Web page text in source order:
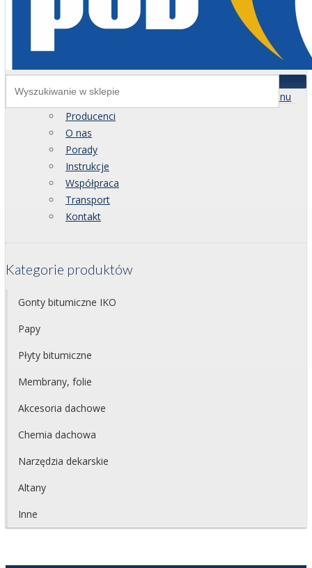
Menu
Producenci
O nas
Porady
Instrukcje
Współpraca
Transport
Kontakt
Kategorie produktów
Gonty bitumiczne IKO
Papy
Płyty bitumiczne
Membrany, folie
Akcesoria dachowe
Chemia dachowa
Narzędzia dekarskie
Altany
Inne